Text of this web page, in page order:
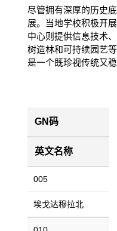
尽管拥有深厚的历史
展。当地学校积极开
中心则提供信息技术
树造林和可持续园艺
是一个既珍视传统又
GN码
英文名称
005
埃戈达穆拉北